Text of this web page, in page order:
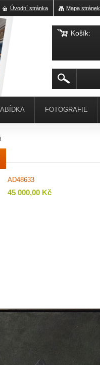
AD48633
45 000,00 Kč
FOTOGRAFIE
Mapa stránek
Úvodní stránka
Košík: